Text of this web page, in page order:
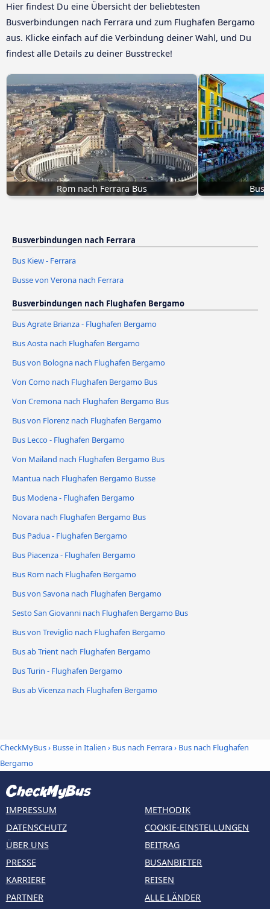
Hier findest Du eine Übersicht der beliebtesten
Busverbindungen nach Ferrara und zum Flughafen Bergamo
aus. Klicke einfach auf die Verbindung deiner Wahl, und Du
findest alle Details zu deiner Busstrecke!
Rom nach Ferrara Bus Bus
Busverbindungen nach Ferrara
Bus Kiew - Ferrara
Busse von Verona nach Ferrara
Busverbindungen nach Flughafen Bergamo
Bus Agrate Brianza - Flughafen Bergamo
Bus Aosta nach Flughafen Bergamo
Bus von Bologna nach Flughafen Bergamo
Von Como nach Flughafen Bergamo Bus
Von Cremona nach Flughafen Bergamo Bus
Bus von Florenz nach Flughafen Bergamo
Bus Lecco - Flughafen Bergamo
Von Mailand nach Flughafen Bergamo Bus
Mantua nach Flughafen Bergamo Busse
Bus Modena - Flughafen Bergamo
Novara nach Flughafen Bergamo Bus
Bus Padua - Flughafen Bergamo
Bus Piacenza - Flughafen Bergamo
Bus Rom nach Flughafen Bergamo
Bus von Savona nach Flughafen Bergamo
Sesto San Giovanni nach Flughafen Bergamo Bus
Bus von Treviglio nach Flughafen Bergamo
Bus ab Trient nach Flughafen Bergamo
Bus Turin - Flughafen Bergamo
Bus ab Vicenza nach Flughafen Bergamo
CheckMyBus› Busse in Italien › Bus nach Ferrara› Bus nach Flughafen
Bergamo
IMPRESSUM
DATENSCHUTZ
ÜBER UNS
PRESSE
KARRIERE
PARTNER
METHODIK
COOKIE-EINSTELLUNGEN
BEITRAG
BUSANBIETER
REISEN
ALLE LÄNDER